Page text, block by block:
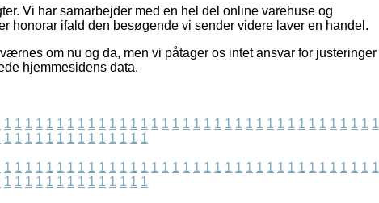
Vi har samarbejder med en hel del online varehuse og
honorar ifald den besøgende vi sender videre laver en handel.
om nu og da, men vi påtager os intet ansvar for justeringer
hjemmesidens data.
1 1 1 1 1 1 1 1 1 1 1 1 1 1 1 1 1 1 1 1 1 1 1 1 1 1 1 1 1 1 1 1 1 1 1 1
1 1 1 1 1 1 1 1 1 1 1 1 1 1
1 1 1 1 1 1 1 1 1 1 1 1 1 1 1 1 1 1 1 1 1 1 1 1 1 1 1 1 1 1 1 1 1 1 1 1
1 1 1 1 1 1 1 1 1 1 1 1 1 1